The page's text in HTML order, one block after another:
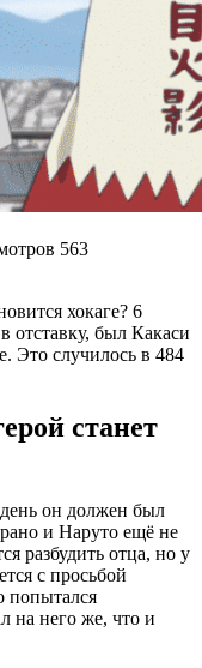
563
хокаге? 6
отставку, был Какаси
Это случилось в 484
станет
он должен был
и Наруто ещё не
разбудить отца, но у
с просьбой
попытался
на него же, что и